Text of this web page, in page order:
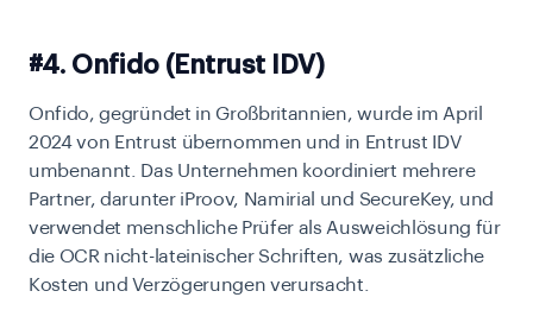
#4. Onfido (Entrust IDV)
Onfido, gegründet in Großbritannien, wurde im April
2024 von Entrust übernommen und in Entrust IDV
umbenannt. Das Unternehmen koordiniert mehrere
Partner, darunter iProov, Namirial und SecureKey, und
verwendet menschliche Prüfer als Ausweichlösung für
die OCR nicht-lateinischer Schriften, was zusätzliche
Kosten und Verzögerungen verursacht.